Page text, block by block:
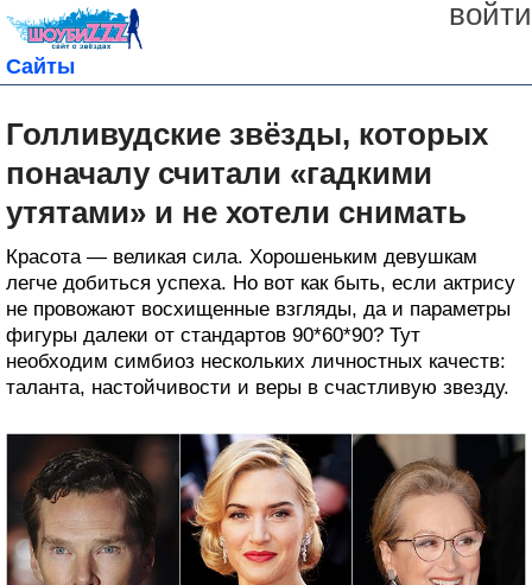
войти
Сайты
Голливудские звёзды, которых
поначалу считали «гадкими
утятами» и не хотели снимать
Красота — великая сила. Хорошеньким девушкам
легче добиться успеха. Но вот как быть, если актрису
не провожают восхищенные взгляды, да и параметры
фигуры далеки от стандартов 90*60*90? Тут
необходим симбиоз нескольких личностных качеств:
таланта, настойчивости и веры в счастливую звезду.